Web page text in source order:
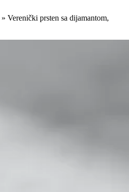
» Verenički prsten sa dijamantom,